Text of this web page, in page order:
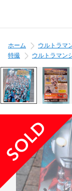
ホーム ウルトラマ
特撮
ウルトラマン